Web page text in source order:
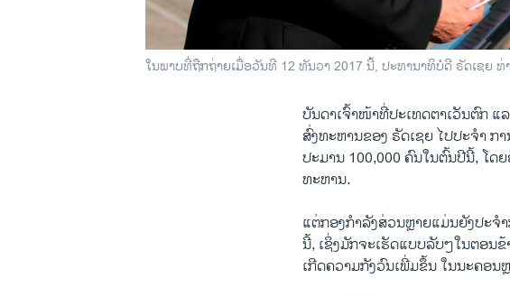
ໃນພາບທີ່ຖືກຖ່າຍເມື່ອວັນທີ 12 ທັນວາ 2017 ນີ້, ປະທານາທິບໍດີ ຣັດເຊຍ
ບັນດາເຈົ້າໜ້າທີ່ປະເທດຕາເວັນຕົກ ແ
ສົ່ງທະຫານຂອງ ຣັດເຊຍ ໄປປະຈຳ ກ
ປະມານ 100,000 ຄົນໃນຕົ້ນປີນີ້, ໂດ
ທະຫານ.
ແຕ່ກອງກຳລັງສ່ວນຫຼາຍແມ່ນຍັງປະ
ນີ້, ເຊິ່ງມັກຈະເຮັດແບບລັບໆໃນຕອນ
ເກີດຄວາມກັງວົນເພີ່ມຂຶ້ນ ໃນນະຄອ